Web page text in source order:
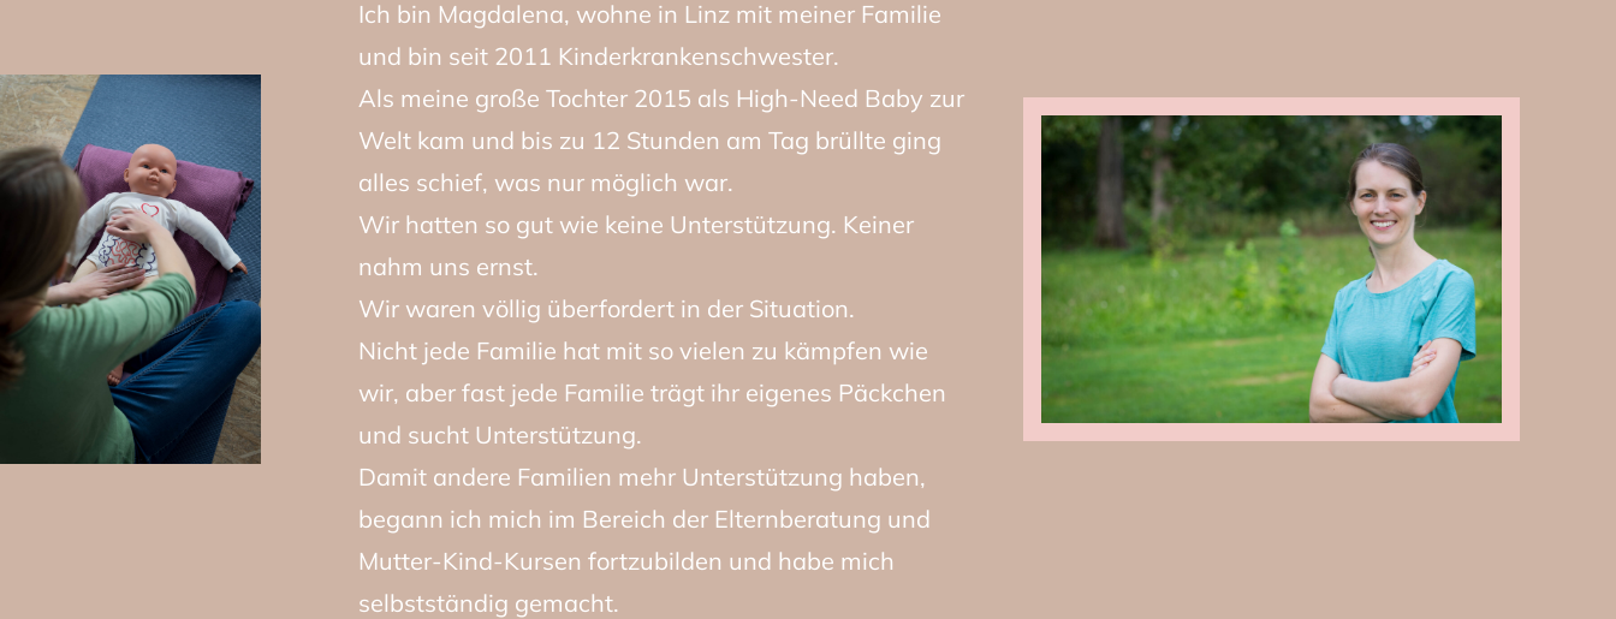
Ich bin Magdalena, wohne in Linz mit meiner Familie
und bin seit 2011 Kinderkrankenschwester.
Als meine große Tochter 2015 als High-Need Baby zur
Welt kam und bis zu 12 Stunden am Tag brüllte ging
alles schief, was nur möglich war.
Wir hatten so gut wie keine Unterstützung. Keiner
nahm uns ernst.
Wir waren völlig überfordert in der Situation.
Nicht jede Familie hat mit so vielen zu kämpfen wie
wir, aber fast jede Familie trägt ihr eigenes Päckchen
und sucht Unterstützung.
Damit andere Familien mehr Unterstützung haben,
begann ich mich im Bereich der Elternberatung und
Mutter-Kind-Kursen fortzubilden und habe mich
selbstständig gemacht.